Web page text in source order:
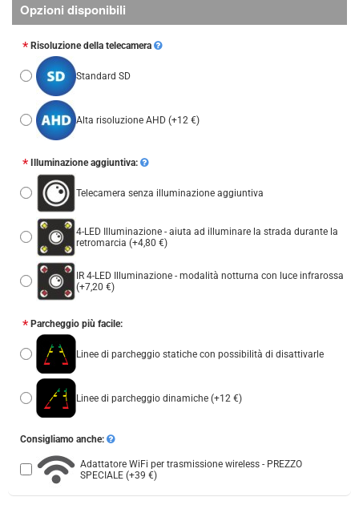
Opzioni disponibili
Risoluzione della telecamera
Standard SD
Alta risoluzione AHD (+12 €)
Illuminazione aggiuntiva:
Telecamera senza illuminazione aggiuntiva
4-LED Illuminazione - aiuta ad illuminare la strada durante la
retromarcia (+4,80 €)
IR 4-LED Illuminazione - modalità notturna con luce infrarossa
(+7,20 €)
Parcheggio più facile:
Linee di parcheggio statiche con possibilità di disattivarle
Linee di parcheggio dinamiche (+12 €)
Consigliamo anche:
Adattatore WiFi per trasmissione wireless - PREZZO
SPECIALE (+39 €)